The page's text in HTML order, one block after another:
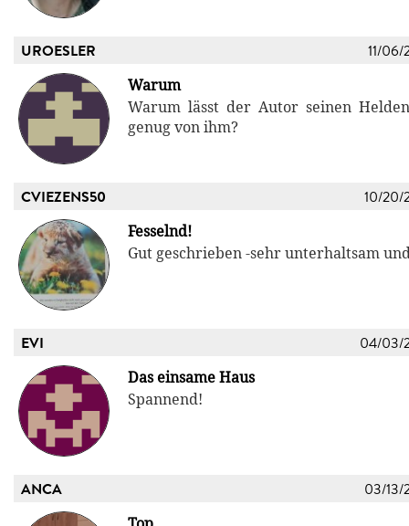
UROESLER 11/06/
Warum
Warum lässt der Autor seinen
genug von ihm?
CVIEZENS50 10/20/
Fesselnd!
Gut geschrieben -sehr unterhaltsam
EVI 04/03/
Das einsame Haus
Spannend!
ANCA 03/13/